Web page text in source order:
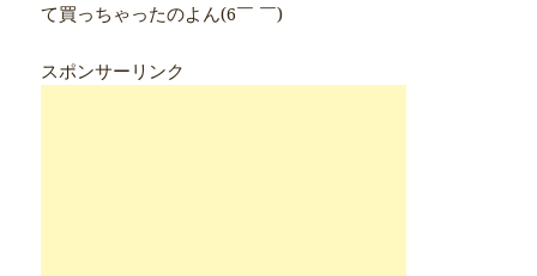
て買っちゃったのよん(6￣ ￣)
スポンサーリンク